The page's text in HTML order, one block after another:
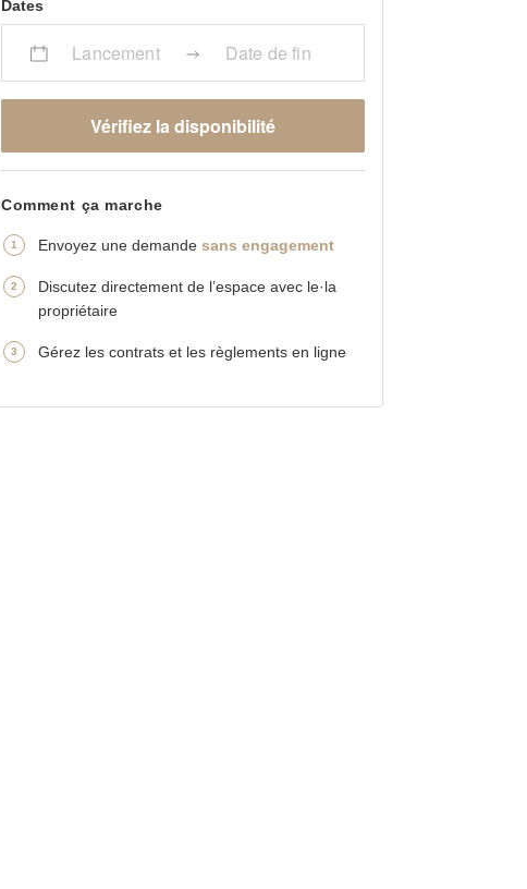
Dates
Lancement Date de fin
Vérifiez la disponibilité
Comment ça marche
Envoyez une demandesans engagement
Discutez directement de l’espace avec le·la
propriétaire
Gérez les contrats et les règlements en ligne